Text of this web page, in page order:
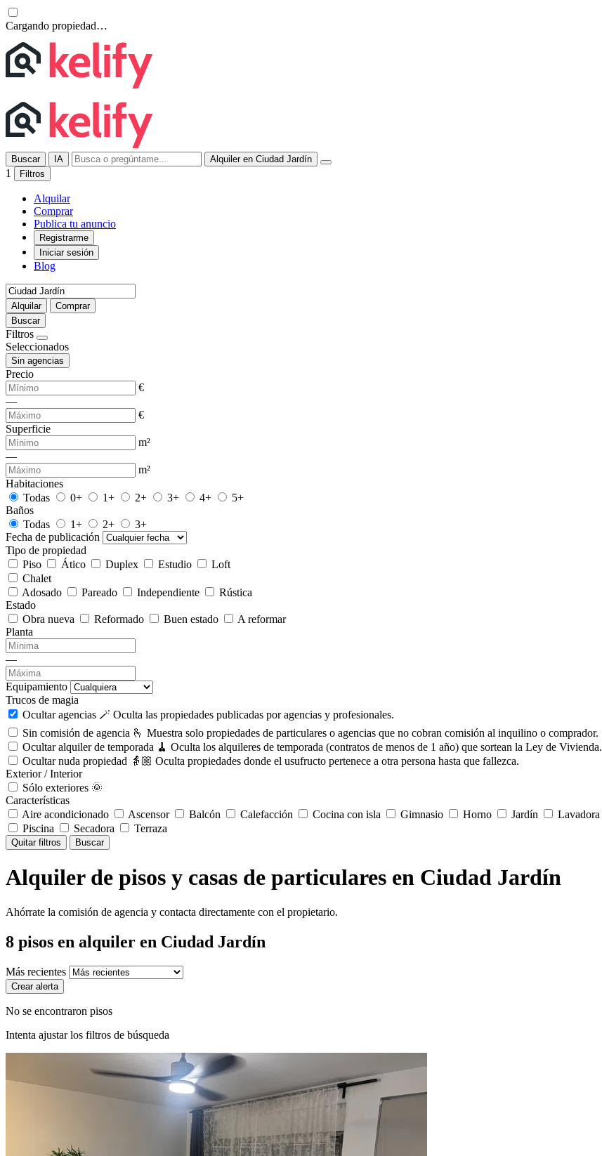
Cargando propiedad…
Buscar IA Alquiler en Ciudad Jardín
1 Filtros
Alquilar
Comprar
Publica tu anuncio
Registrarme
Iniciar sesión
Blog
Alquilar
Comprar
Buscar
Filtros
Seleccionados
Sin agencias
Precio
€
—
€
Superficie
m²
—
m²
Habitaciones
Todas
0+ 1+ 2+ 3+ 4+
5+
Baños
Todas
1+ 2+
3+
Fecha de publicación
Tipo de propiedad
Piso
Ático Duplex Estudio
Loft
Chalet
Adosado
Pareado Independiente
Rústica
Estado
Obra nueva
Reformado Buen estado
A reformar
Planta
—
Equipamiento
Trucos de magia
Ocultar agencias 🪄 Oculta las propiedades publicadas por agencias y profesionales.
Sin comisión de agencia 🫰 Muestra solo propiedades de particulares o agencias que no cobran comisión al inquilino o comprador.
Ocultar alquiler de temporada 🧹 Oculta los alquileres de temporada (contratos de menos de 1 año) que sortean la Ley de Vivienda.
Ocultar nuda propiedad 👵🏼 Oculta propiedades donde el usufructo pertenece a otra persona hasta que fallezca.
Exterior / Interior
Sólo exteriores 🌞
Características
Aire acondicionado
Ascensor Balcón Calefacción Cocina con isla Gimnasio Horno Jardín Lavadora
Piscina
Secadora Terraza
Quitar filtros Buscar
Alquiler de pisos y casas de particulares en Ciudad Jardín
Ahórrate la comisión de agencia y contacta directamente con el propietario.
8 pisos en alquiler en Ciudad Jardín
Más recientes
Crear alerta
No se encontraron pisos
Intenta ajustar los filtros de búsqueda